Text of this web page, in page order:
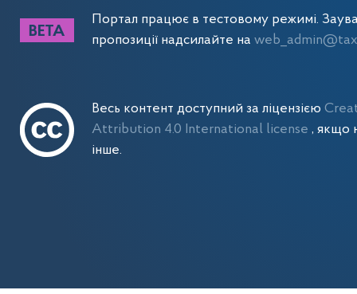
Портал працює в тестовому режимі.
пропозиції надсилайте на
Весь контент доступний за ліцензією
Attribution 4.0 International license , якщо
інше.